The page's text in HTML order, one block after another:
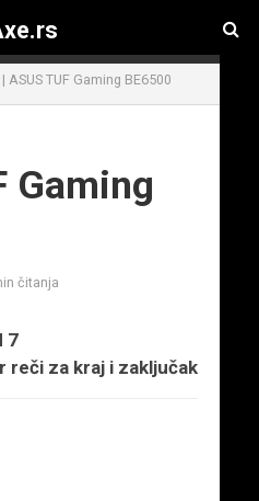
| ASUS TUF Gaming BE6500
Gaming
čitanja
7
reči za kraj i zaključak